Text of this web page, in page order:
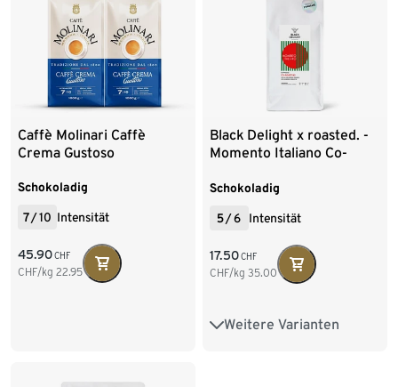
Caffè Molinari Caffè
Crema Gustoso
Schokoladig
7/10 Intensität
45.90CHF
CHF/kg 22.95
Black Delight x roasted. -
Momento Italiano Co-
Ganze Bohne
Schokoladig
5/6 Intensität
17.50CHF
CHF/kg 35.00
Weitere Varianten
500 g Ganze Bohne